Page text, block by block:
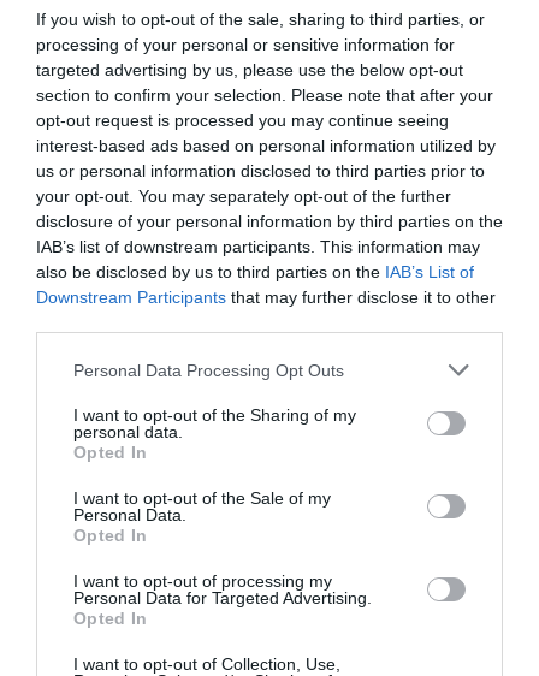
If you wish to opt-out of the sale, sharing to third parties, or
processing of your personal or sensitive information for
targeted advertising by us, please use the below opt-out
section to confirm your selection. Please note that after your
opt-out request is processed you may continue seeing
interest-based ads based on personal information utilized by
us or personal information disclosed to third parties prior to
your opt-out. You may separately opt-out of the further
disclosure of your personal information by third parties on the
IAB’s list of downstream participants. This information may
also be disclosed by us to third parties on the IAB’s List of
Downstream Participants that may further disclose it to other
Personal Data Processing Opt Outs
I want to opt-out of the Sharing of my
personal data.
Opted In
I want to opt-out of the Sale of my
Personal Data.
Opted In
I want to opt-out of processing my
Personal Data for Targeted Advertising.
Opted In
I want to opt-out of Collection, Use,
Une fois la période d’expulsion expirée, l’étranger peut
rentrer dans le territoire national, à condition de
prouver qu’il a effectivement quitté l’Italie. La
documentation de preuve démontrant l’éloignement
est le passeport sur lequel a été émis le cachet de
sortie. Mais on peut aussi démontrer avec d’autres
documents que l’étranger a effectivement abandonné
le territoire italien et séjourné dans son pays d’origine
autorités sanitaires, certificats scolaires, etc.
Cette documentation doit être présentée, ensemble
Consulat italien dans le pays d’origine ou de
résidence. Les autorités consulaires vérifient
l’identité du demandeur et transmettent la demande
au ministère de l’Intérieur.